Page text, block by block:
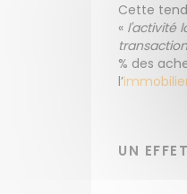
Cette
« l'activité
% des
l’
UN